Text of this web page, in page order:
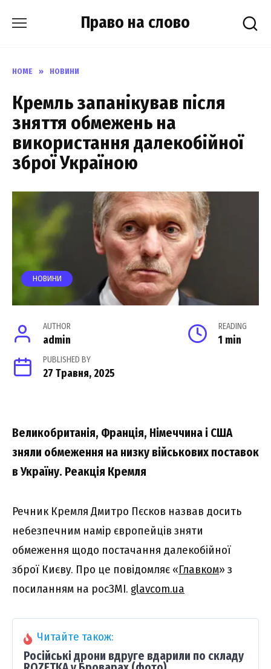
Право на слово
HOME » НОВИНИ
Кремль запанікував після
зняття обмежень на
використання далекобійної
зброї Україною
НОВИНИ
AUTHOR
admin
READING
1 min
PUBLISHED BY
27 Травня, 2025
Великобританія, Франція, Німеччина і США
зняли обмеження на низку військових поставок
в Україну. Реакція Кремля
Речник Кремля Дмитро Пєсков назвав досить
небезпечним намір європейців зняти
обмеження щодо постачання далекобійної
зброї Києву. Про це повідомляє «Главком» з
посиланням на росЗМІ. glavcom.ua
Читайте також:
Російські дрони вдруге вдарили по складу